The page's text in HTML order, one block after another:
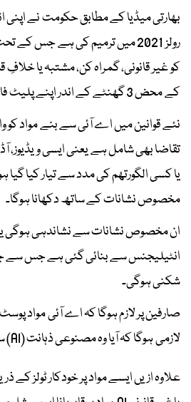
بھارتی میڈیا کے مطابق حکومت نے اپنی
رولز 2021 میں ترمیم کی ہے جس
کو غیر قانونی، گمراہ کن، مشتبہ یا خلافِ
کے محض 3 گھنٹے کے اندر اپنے پلیٹ فارم سے ہٹانا ہوگا۔
نئے قوانین میں اے آئی سے بنے مواد کو
تقاضا بھی شامل ہے یعنی ایسی ویڈیوز،
یا کسی الگورتھم کی مدد سے تیار کیا گیا
مخصوص نشانات کے ساتھ دکھانا ہوگا۔
ان مخصوص نشانات سے نشاندہی ہوگی
انٹیلیجنس سے بنائی گئی ہے جس سے
شکنی ہوگی۔
صارفین پر لازم ہوگا کہ اے آئی مواد
لازمی ہوگا کہ آیا وہ مصنوعی ذہانت (AI) سے تیار کیا گیا ہے یا نہیں۔
علاوہ ازیں ایسے مواد پر خودکار ٹولز کے